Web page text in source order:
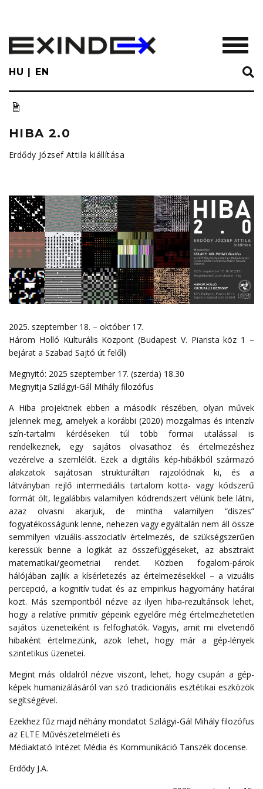
main
content
HU EN
HIBA 2.0
Erdődy József Attila kiállítása
2025. szeptember 18. – október 17.
Három Holló Kulturális Központ (Budapest V. Piarista köz 1 –
bejárat a Szabad Sajtó út felől)
Megnyitó: 2025 szeptember 17. (szerda) 18.30
Megnyitja Szilágyi-Gál Mihály filozófus
A Hiba projektnek ebben a második részében, olyan művek
jelennek meg, amelyek a korábbi (2020) mozgalmas és intenzív
szín-tartalmi kérdéseken túl több formai utalással is
rendelkeznek, egy sajátos olvasathoz és értelmezéshez
vezérelve a szemlélőt. Ezek a digitális kép-hibákból származó
alakzatok sajátosan strukturáltan rajzolódnak ki, és a
látványban rejlő intermediális tartalom kotta- vagy kódszerű
formát ölt, legalábbis valamilyen kódrendszert vélünk bele látni,
azaz olvasni akarjuk, de mintha valamilyen “díszes”
fogyatékosságunk lenne, nehezen vagy egyáltalán nem áll össze
semmilyen vizuális-asszociatív értelmezés, de szükségszerűen
keressük benne a logikát az összefüggéseket, az absztrakt
matematikai/geometriai rendet. Közben fogalom-párok
hálójában zajlik a kísérletezés az értelmezésekkel – a vizuális
percepció, a kognitív tudat és az empirikus hagyomány határai
közt. Más szempontból nézve az ilyen hiba-rezultánsok lehet,
hogy a relatíve primitív gépeink egyelőre még értelmezhetetlen
sajátos üzeneteiként is felfoghatók. Vagyis, amit mi elvetendő
hibaként értelmezünk, azok lehet, hogy már a gép-lények
szintetikus üzenetei.
Megint más oldalról nézve viszont, lehet, hogy csupán a gép-
képek humanizálásáról van szó tradicionális esztétikai eszközök
segítségével.
Ezekhez fűz majd néhány mondatot Szilágyi-Gál Mihály filozófus
az ELTE Művészetelméleti és
Médiaktató Intézet Média és Kommunikáció Tanszék docense.
Erdődy J.A.